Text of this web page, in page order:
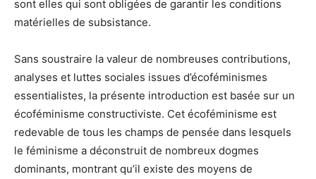
sont elles qui sont obligées de garantir les conditions
matérielles de subsistance.
Sans soustraire la valeur de nombreuses contributions,
analyses et luttes sociales issues d’écoféminismes
essentialistes, la présente introduction est basée sur un
écoféminisme constructiviste. Cet écoféminisme est
redevable de tous les champs de pensée dans lesquels
le féminisme a déconstruit de nombreux dogmes
dominants, montrant qu’il existe des moyens de